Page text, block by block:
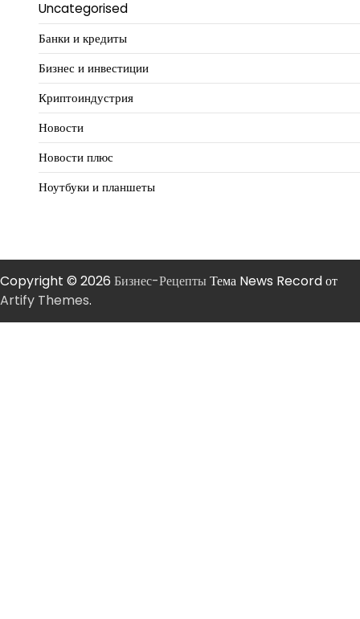
Uncategorised
Банки и кредиты
Бизнес и инвестиции
Криптоиндустрия
Новости
Новости плюс
Ноутбуки и планшеты
Copyright © 2026 Бизнес-РецептыТема News Record от
Artify Themes.